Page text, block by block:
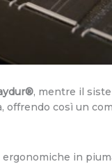
, mentre il
offrendo così un
in